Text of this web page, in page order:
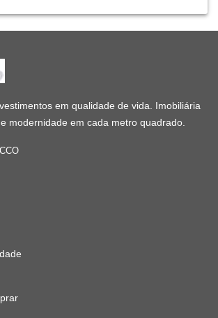
em qualidade de vida. Imobiliária
modernidade em cada metro quadrado.